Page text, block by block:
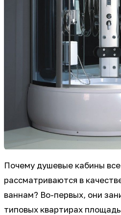
Почему душевые кабины
рассматриваются в
ваннам? Во-первых, они
типовых квартирах